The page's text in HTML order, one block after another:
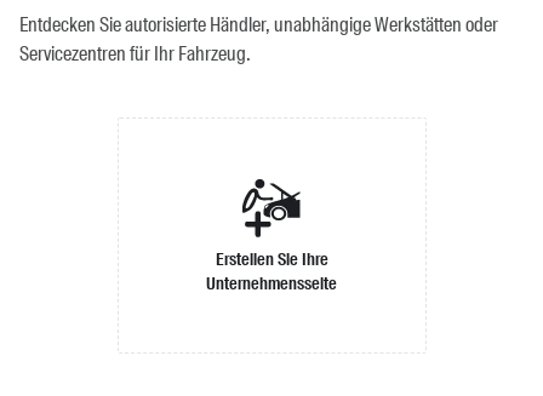
Entdecken Sie autorisierte Händler, unabhängige Werkstätten oder
Servicezentren für Ihr Fahrzeug.
Erstellen Sie Ihre
Unternehmensseite